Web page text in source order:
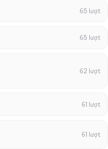
65 lượt
65 lượt
62 lượt
61 lượt
61 lượt